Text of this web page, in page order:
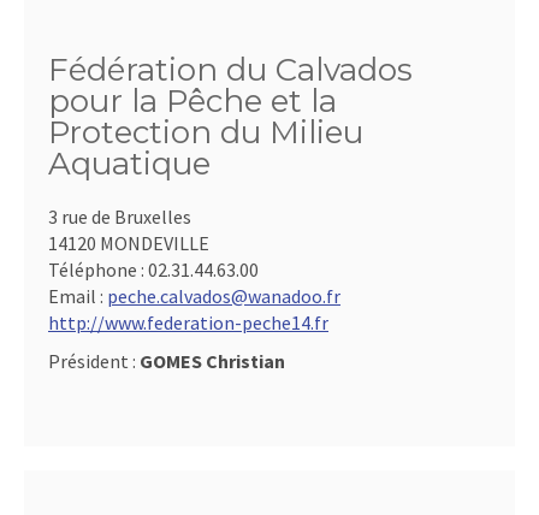
Fédération du Calvados
pour la Pêche et la
Protection du Milieu
Aquatique
3 rue de Bruxelles
14120 MONDEVILLE
Téléphone : 02.31.44.63.00
Email : peche.calvados@wanadoo.fr
http://www.federation-peche14.fr
Président : GOMES Christian